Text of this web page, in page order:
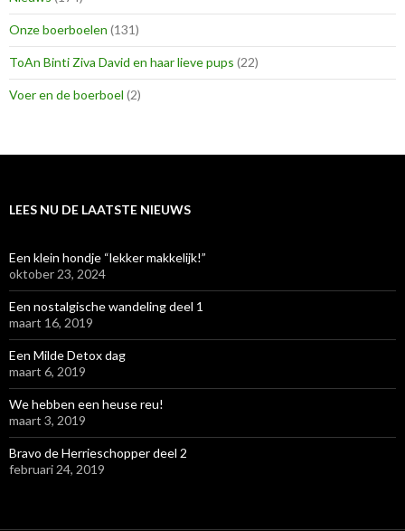
Onze boerboelen (131)
ToAn Binti Ziva David en haar lieve pups (22)
Voer en de boerboel (2)
LEES NU DE LAATSTE NIEUWS
Een klein hondje “lekker makkelijk!”
oktober 23, 2024
Een nostalgische wandeling deel 1
maart 16, 2019
Een Milde Detox dag
maart 6, 2019
We hebben een heuse reu!
maart 3, 2019
Bravo de Herrieschopper deel 2
februari 24, 2019